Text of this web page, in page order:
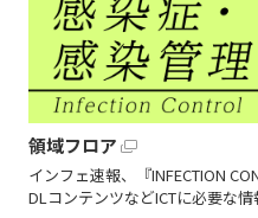
領域フロア
インフェ速報、『INFECTION
DLコンテンツなどICTに必要な情